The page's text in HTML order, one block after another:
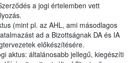
a jogi értelemben vett
(mint pl. az AHL, ami másodlagos
ad a Bizottságnak DA és IA
előkészítésére.
aktus: általánosabb jellegű, kiegészíti